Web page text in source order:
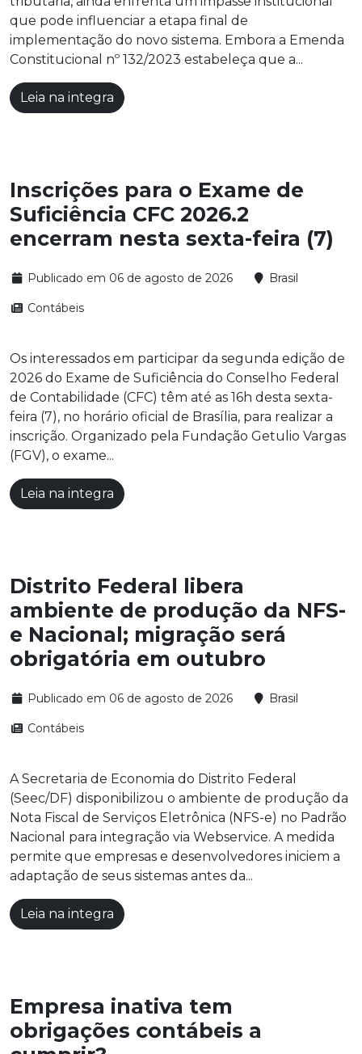
que pode influenciar a etapa final de
implementação do novo sistema. Embora a Emenda
Constitucional nº 132/2023 estabeleça que a...
Leia na integra
Inscrições para o Exame de
Suficiência CFC 2026.2
encerram nesta sexta-feira (7)
Publicado em 06 de agosto de 2026 Brasil
Contábeis
Os interessados em participar da segunda edição de
2026 do Exame de Suficiência do Conselho Federal
de Contabilidade (CFC) têm até as 16h desta sexta-
feira (7), no horário oficial de Brasília, para realizar a
inscrição. Organizado pela Fundação Getulio Vargas
(FGV), o exame...
Leia na integra
Distrito Federal libera
ambiente de produção da NFS-
e Nacional; migração será
obrigatória em outubro
Publicado em 06 de agosto de 2026 Brasil
Contábeis
A Secretaria de Economia do Distrito Federal
(Seec/DF) disponibilizou o ambiente de produção da
Nota Fiscal de Serviços Eletrônica (NFS-e) no Padrão
Nacional para integração via Webservice. A medida
permite que empresas e desenvolvedores iniciem a
adaptação de seus sistemas antes da...
Leia na integra
Empresa inativa tem
obrigações contábeis a